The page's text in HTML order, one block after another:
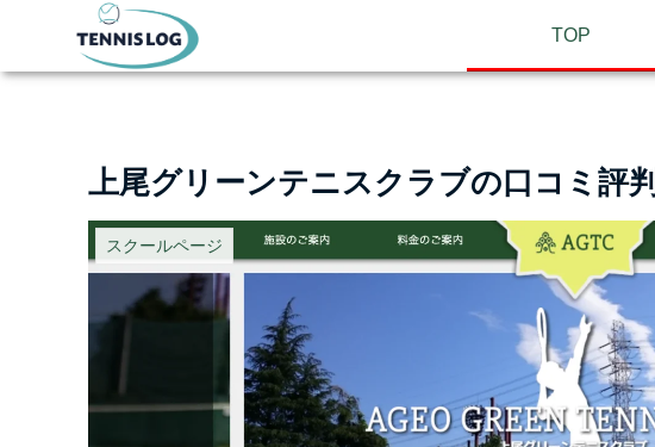
TOP
上尾グリーンテニスクラブの口コミ評判
スクールページ